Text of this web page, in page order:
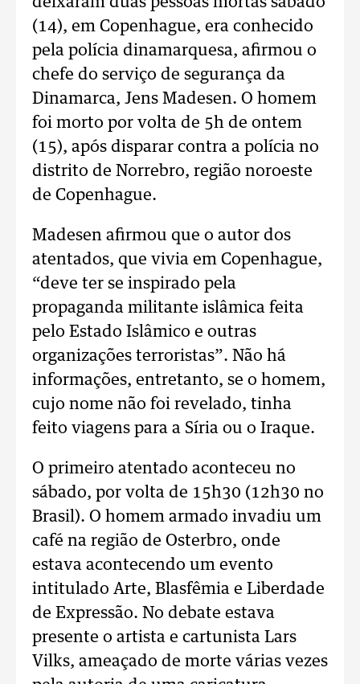
(14), em Copenhague, era conhecido
pela polícia dinamarquesa, afirmou o
chefe do serviço de segurança da
Dinamarca, Jens Madesen. O homem
foi morto por volta de 5h de ontem
(15), após disparar contra a polícia no
distrito de Norrebro, região noroeste
de Copenhague.
Madesen afirmou que o autor dos
atentados, que vivia em Copenhague,
“deve ter se inspirado pela
propaganda militante islâmica feita
pelo Estado Islâmico e outras
organizações terroristas”. Não há
informações, entretanto, se o homem,
cujo nome não foi revelado, tinha
feito viagens para a Síria ou o Iraque.
O primeiro atentado aconteceu no
sábado, por volta de 15h30 (12h30 no
Brasil). O homem armado invadiu um
café na região de Osterbro, onde
estava acontecendo um evento
intitulado Arte, Blasfêmia e Liberdade
de Expressão. No debate estava
presente o artista e cartunista Lars
Vilks, ameaçado de morte várias vezes